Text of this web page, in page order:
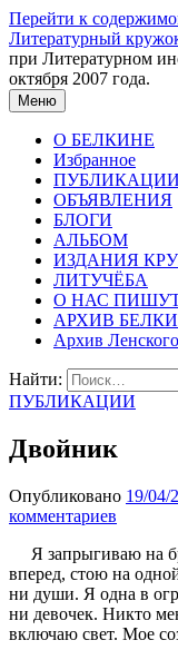
Перейти к
Литературный
при Литературном
октября 2007 года.
Меню
О БЕЛКИНЕ
Избранное
ПУБЛИКАЦИИ
ОБЪЯВЛЕНИЯ
БЛОГИ
АЛЬБОМ
ИЗДАНИЯ
ЛИТУЧЁБА
О НАС
АРХИВ
Архив Ленского
Найти:
ПУБЛИКАЦИИ
Двойник
Опубликовано 19/04/
комментариев
Я запрыгиваю на
вперед, стою на
ни души. Я одна в
ни девочек. Никто
включаю свет. Мое